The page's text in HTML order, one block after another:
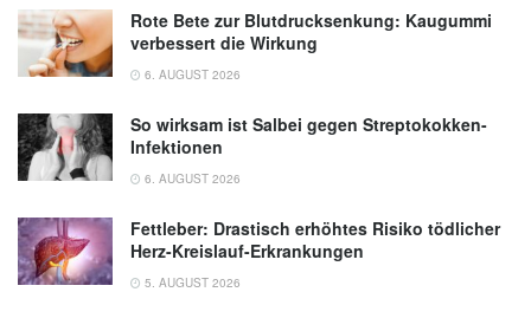
Rote Bete zur Blutdrucksenkung: Kaugummi
verbessert die Wirkung
6. AUGUST 2026
So wirksam ist Salbei gegen Streptokokken-
Infektionen
6. AUGUST 2026
Fettleber: Drastisch erhöhtes Risiko tödlicher
Herz-Kreislauf-Erkrankungen
5. AUGUST 2026